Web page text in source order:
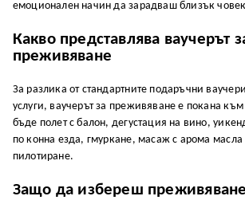
емоционален начин да зарадваш близък
Какво представлява ваучерът
преживяване
За разлика от стандартните подаръчни
услуги, ваучерът за преживяване е покана
бъде полет с балон, дегустация на вино,
по конна езда, гмуркане, масаж с арома
пилотиране.
Защо да избереш